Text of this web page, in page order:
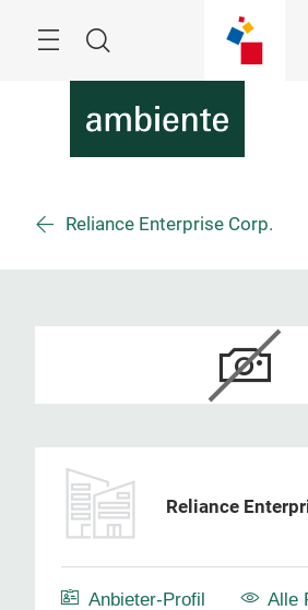
Suche
Reliance Enterprise Corp.
Reliance
Anbieter-Profil Alle